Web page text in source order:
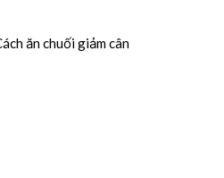
ăn chuối giảm cân